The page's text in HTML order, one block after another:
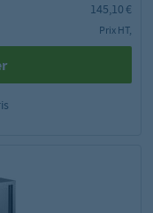
145,10 €
Prix HT,